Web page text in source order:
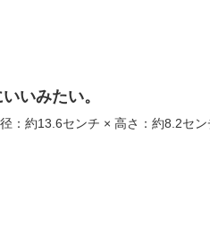
いみたい。
：約13.6センチ × 高さ：約8.2セ